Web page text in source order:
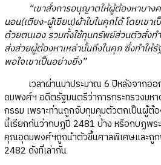
“เขาสั่งการอนุญาตให้ผู้ต้องหาบา
นอน(เตียง-ผู้เขียน)ผ้าใบในคุกได้ โดยเขา
ด้วยตนเอง รวมทั้งใช้ทุนทรัพย์ส่วนตัวสั่งท
ส่งส่วยผู้ต้องหาเหล่านั้นถึงในคุก ซึ่งทำให้
พอใจเขาเป็นอย่างยิ่ง”
เวลาผ่านมาประมาณ 6 ปีหลังจากออก
ดมพงศ์ฯ อดีตรัฐมนตรีว่าการกระทรวงมห
กรรม เพราะท่านถูกจับกุมคุมตัวตกเป็นผู้ต้
นี้เรียกกันว่ากบฏปี 2481 บ้าง หรือกบฏพร
คุณอุดมพงศ์ฯถูกนำตัวขึ้นศาลพิเศษและถู
2482 ดังที่เล่ากัน